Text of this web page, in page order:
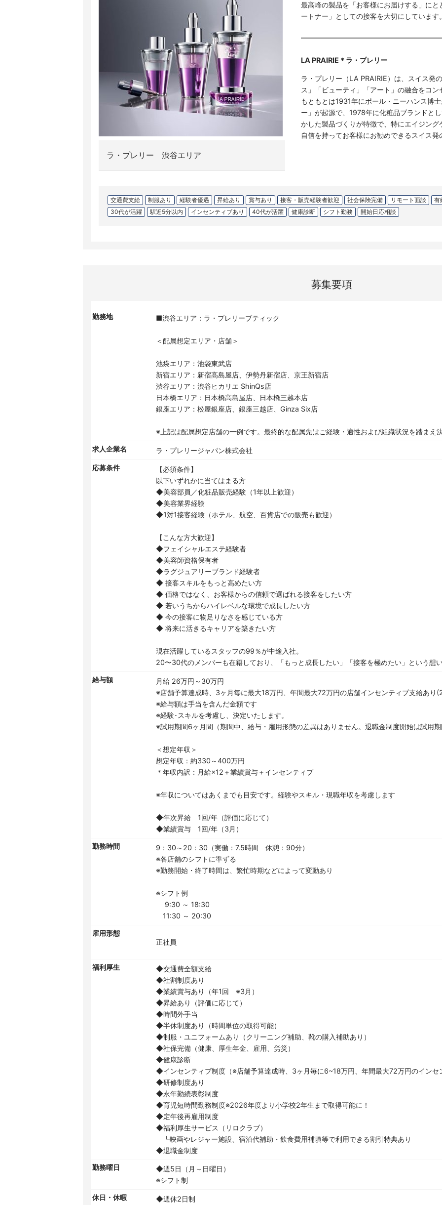
ラ・プレリー 渋谷エリア
最高峰の製品を「お客様にお届けする」に
ートナー」としての接客を大切にしていま
LA PRAIRIE＊ラ・プレリー
ラ・プレリー（LA PRAIRIE）は、スイス発
ス」「ビューティ」「アート」の融合をコン
もともとは1931年にポール・ニーハンス博
ー」が起源で、1978年に化粧品ブランドと
かした製品づくりが特徴で、特にエイジング
自信を持ってお客様にお勧めできるスイス発
交通費支給 制服あり 経験者優遇 昇給あり 賞与あり 接客・販売経験者歓迎 社会保険完備 リモート面談 有
30代が活躍
駅近5分以内 インセンティブあり 40代が活躍 健康診断 シフト勤務 開始日応相談
募集要項
勤務地 ■渋谷エリア：ラ・プレリーブティック
＜配属想定エリア・店舗＞
池袋エリア：池袋東武店
新宿エリア：新宿髙島屋店、伊勢丹新宿店、京王新宿店
渋谷エリア：渋谷ヒカリエ ShinQs店
日本橋エリア：日本橋高島屋店、日本橋三越本店
銀座エリア：松屋銀座店、銀座三越店、Ginza Six店
※上記は配属想定店舗の一例です。最終的な配属先はご経験・適性および組織状況を踏まえ
求人企業名 ラ・プレリージャパン株式会社
応募条件
【必須条件】
以下いずれかに当てはまる方
◆美容部員／化粧品販売経験（1年以上歓迎）
◆美容業界経験
◆1対1接客経験（ホテル、航空、百貨店での販売も歓迎）
【こんな方大歓迎】
◆フェイシャルエステ経験者
◆美容師資格保有者
◆ラグジュアリーブランド経験者
◆ 接客スキルをもっと高めたい方
◆ 価格ではなく、お客様からの信頼で選ばれる接客をしたい方
◆ 若いうちからハイレベルな環境で成長したい方
◆ 今の接客に物足りなさを感じている方
◆ 将来に活きるキャリアを築きたい方
現在活躍しているスタッフの99％が中途入社。
20〜30代のメンバーも在籍しており、「もっと成長したい」「接客を極めたい」という想
給与額
月給 26万円～30万円
※店舗予算達成時、3ヶ月毎に最大18万円、年間最大72万円の店舗インセンティブ支給あり
※給与額は手当を含んだ金額です
※経験･スキルを考慮し、決定いたします。
※試用期間6ヶ月間（期間中、給与・雇用形態の差異はありません。退職金制度開始は試用期
＜想定年収＞
想定年収：約330～400万円
＊年収内訳：月給×12＋業績賞与＋インセンティブ
※年収についてはあくまでも目安です。経験やスキル・現職年収を考慮します
◆年次昇給 1回/年（評価に応じて）
◆業績賞与 1回/年（3月）
勤務時間
9：30～20：30（実働：7.5時間 休憩：90分）
※各店舗のシフトに準ずる
※勤務開始・終了時間は、繁忙時期などによって変動あり
※シフト例
9:30 ～ 18:30
11:30 ～ 20:30
雇用形態
正社員
福利厚生
◆交通費全額支給
◆社割制度あり
◆業績賞与あり（年1回 ※3月）
◆昇給あり（評価に応じて）
◆時間外手当
◆半休制度あり（時間単位の取得可能）
◆制服・ユニフォームあり（クリーニング補助、靴の購入補助あり）
◆社保完備（健康、厚生年金、雇用、労災）
◆健康診断
◆インセンティブ制度（※店舗予算達成時、3ヶ月毎に6~18万円、年間最大72万円のインセ
◆研修制度あり
◆永年勤続表彰制度
◆育児短時間勤務制度※2026年度より小学校2年生まで取得可能に！
◆定年後再雇用制度
◆福利厚生サービス（リロクラブ）
┗映画やレジャー施設、宿泊代補助・飲食費用補填等で利用できる割引特典あり
◆退職金制度
勤務曜日
◆週5日（月～日曜日）
※シフト制
休日・休暇 ◆週休2日制